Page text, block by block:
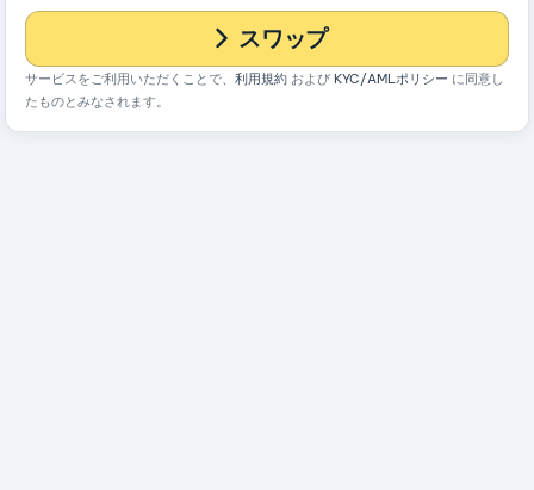
スワップ
サービスをご利用いただくことで、 利用規約 および KYC/AMLポリシー に同意し
たものとみなされます。